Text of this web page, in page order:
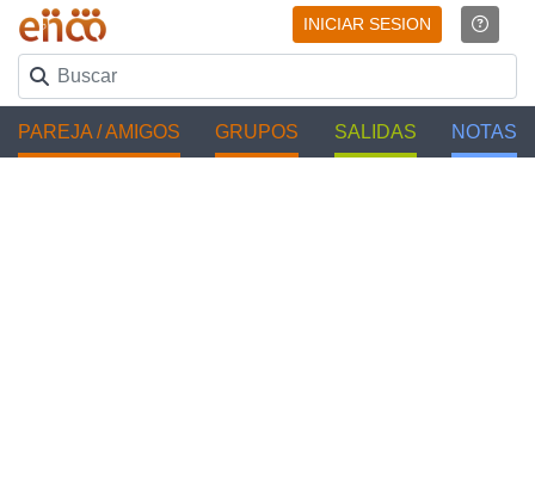
INICIAR SESION
PAREJA / AMIGOS GRUPOS SALIDAS NOTAS